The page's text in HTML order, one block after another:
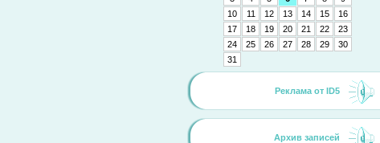
10
11 12 13 14 15
16
17
18 19 20 21 22
23
24
25 26 27 28 29
30
31
Реклама от ID5
Архив записей